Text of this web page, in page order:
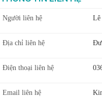
Người liên hệ Lê
Địa chỉ liên hệ
Điện thoại liên hệ
Email liên hệ